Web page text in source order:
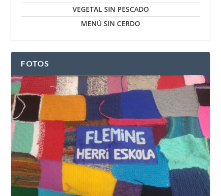
VEGETAL SIN PESCADO
MENÚ SIN CERDO
FOTOS